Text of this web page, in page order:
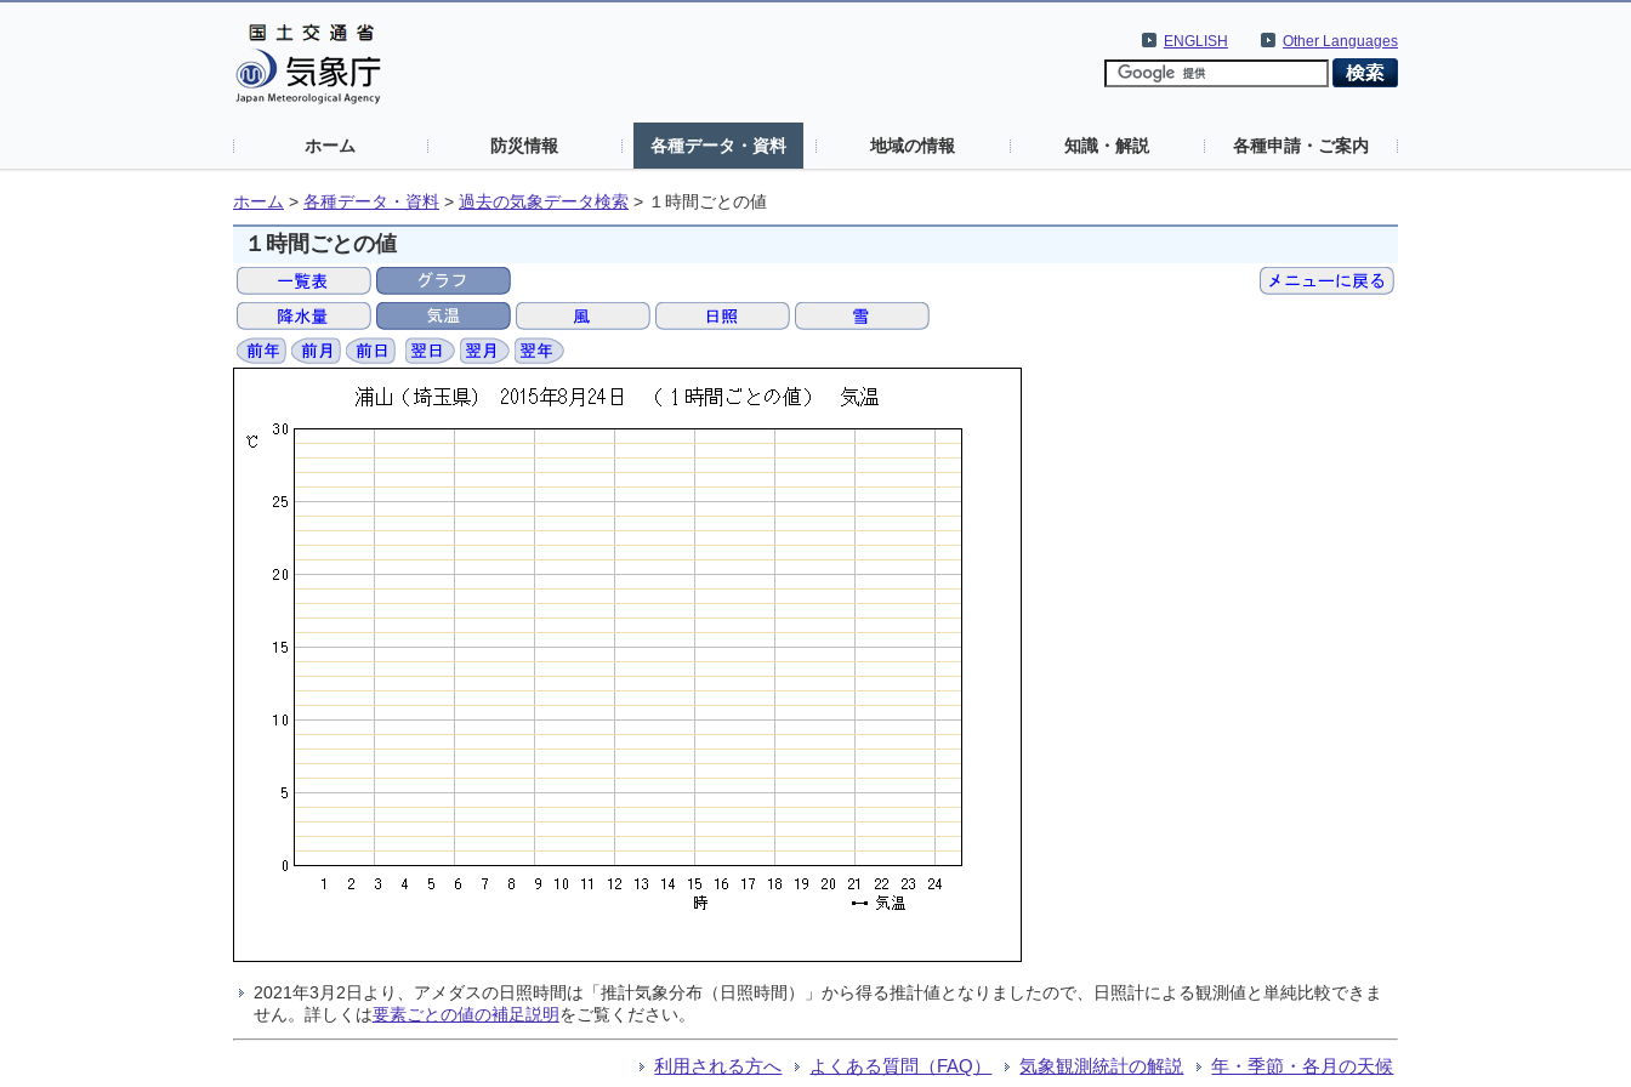
Other Languages
ENGLISH
ホーム 防災情報 各種データ・資料 地域の情報 知識・解説 各種申請・ご案内
ホーム > 各種データ・資料 > 過去の気象データ検索 > １時間ごとの値
１時間ごとの値
2021年3月2日より、アメダスの日照時間は「推計気象分布（日照時間）」から得る推計値となりましたので、日照計による観測値と単純比較できま
せん。詳しくは要素ごとの値の補足説明をご覧ください。
利用される方へ よくある質問（FAQ） 気象観測統計の解説 年・季節・各月の天候